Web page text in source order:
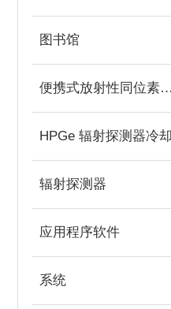
图书馆
便携式放射性同位素识别装置 （RIID）
HPGe 辐射探测器冷却
辐射探测器
应用程序软件
系统